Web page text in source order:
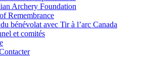
Archery Foundation
Remembrance
bénévolat avec Tir à l’arc Canada
et comités